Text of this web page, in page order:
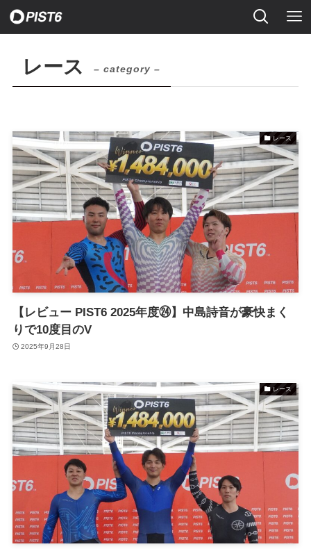
レース – category –
レース
【レビュー PIST6 2025年度㉔】中島詩音が豪快まく
りで10度目のV
2025年9月28日
レース